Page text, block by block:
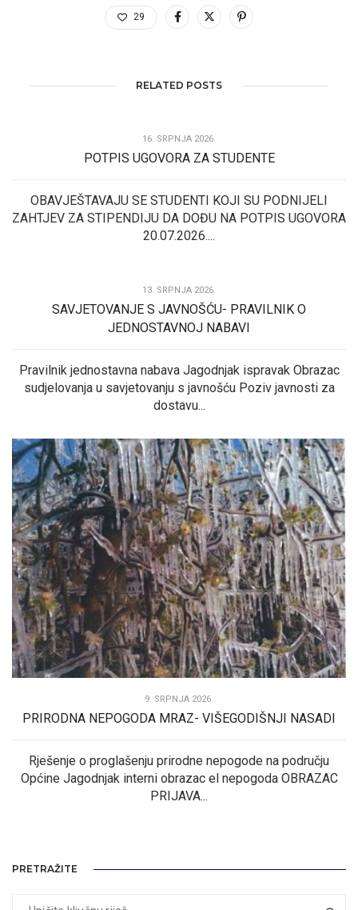
29
RELATED POSTS
16. SRPNJA 2026.
POTPIS UGOVORA ZA STUDENTE
OBAVJEŠTAVAJU SE STUDENTI KOJI SU PODNIJELI
ZAHTJEV ZA STIPENDIJU DA DOĐU NA POTPIS UGOVORA
20.07.2026....
13. SRPNJA 2026.
SAVJETOVANJE S JAVNOŠĆU- PRAVILNIK O
JEDNOSTAVNOJ NABAVI
Pravilnik jednostavna nabava Jagodnjak ispravak Obrazac
sudjelovanja u savjetovanju s javnošću Poziv javnosti za
dostavu...
9. SRPNJA 2026.
PRIRODNA NEPOGODA MRAZ- VIŠEGODIŠNJI NASADI
Rješenje o proglašenju prirodne nepogode na području
Općine Jagodnjak interni obrazac el nepogoda OBRAZAC
PRIJAVA...
PRETRAŽITE